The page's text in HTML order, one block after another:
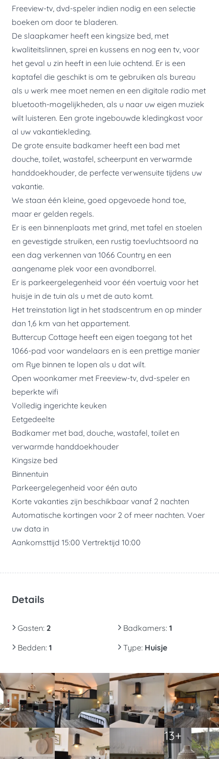
Freeview-tv, dvd-speler indien nodig en een selectie
boeken om door te bladeren.
De slaapkamer heeft een kingsize bed, met
kwaliteitslinnen, sprei en kussens en nog een tv, voor
het geval u zin ​​heeft in een luie ochtend. Er is een
kaptafel die geschikt is om te gebruiken als bureau
als u werk mee moet nemen en een digitale radio met
bluetooth-mogelijkheden, als u naar uw eigen muziek
wilt luisteren. Een grote ingebouwde kledingkast voor
al uw vakantiekleding.
De grote ensuite badkamer heeft een bad met
douche, toilet, wastafel, scheerpunt en verwarmde
handdoekhouder, de perfecte verwensuite tijdens uw
vakantie.
We staan ​​één kleine, goed opgevoede hond toe,
maar er gelden regels.
Er is een binnenplaats met grind, met tafel en stoelen
en gevestigde struiken, een rustig toevluchtsoord na
een dag verkennen van 1066 Country en een
aangename plek voor een avondborrel.
Er is parkeergelegenheid voor één voertuig voor het
huisje in de tuin als u met de auto komt.
Het treinstation ligt in het stadscentrum en op minder
dan 1,6 km van het appartement.
Buttercup Cottage heeft een eigen toegang tot het
1066-pad voor wandelaars en is een prettige manier
om Rye binnen te lopen als u dat wilt.
Open woonkamer met Freeview-tv, dvd-speler en
beperkte wifi
Volledig ingerichte keuken
Eetgedeelte
Badkamer met bad, douche, wastafel, toilet en
verwarmde handdoekhouder
Kingsize bed
Binnentuin
Parkeergelegenheid voor één auto
Korte vakanties zijn beschikbaar vanaf 2 nachten
Automatische kortingen voor 2 of meer nachten. Voer
uw data in
Aankomsttijd 15:00 Vertrektijd 10:00
Details
Gasten: 2 Badkamers: 1
Bedden: 1 Type: Huisje
13+